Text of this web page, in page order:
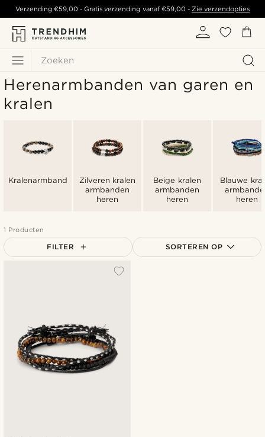
Zoeken
Verzending€59,00 - Gratis verzending vanaf €59,00- Zie verzendopties
Herenarmbanden van garen en
kralen
Kralenarmbanden
Zilveren kralen
armbanden
heren
Beige kralen
armbanden
heren
Blauwe
heren
1 Producten
FILTER SORTEREN OP